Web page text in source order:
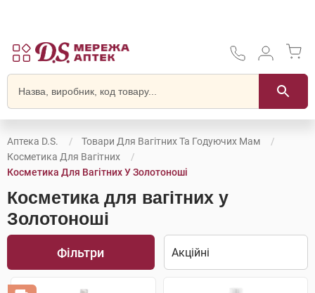
Аптека D.S.
Товари Для Вагітних Та Годуючих Мам
Косметика Для Вагітних
Косметика Для Вагітних У Золотоноші
Косметика для вагітних у
Золотоноші
Фільтри